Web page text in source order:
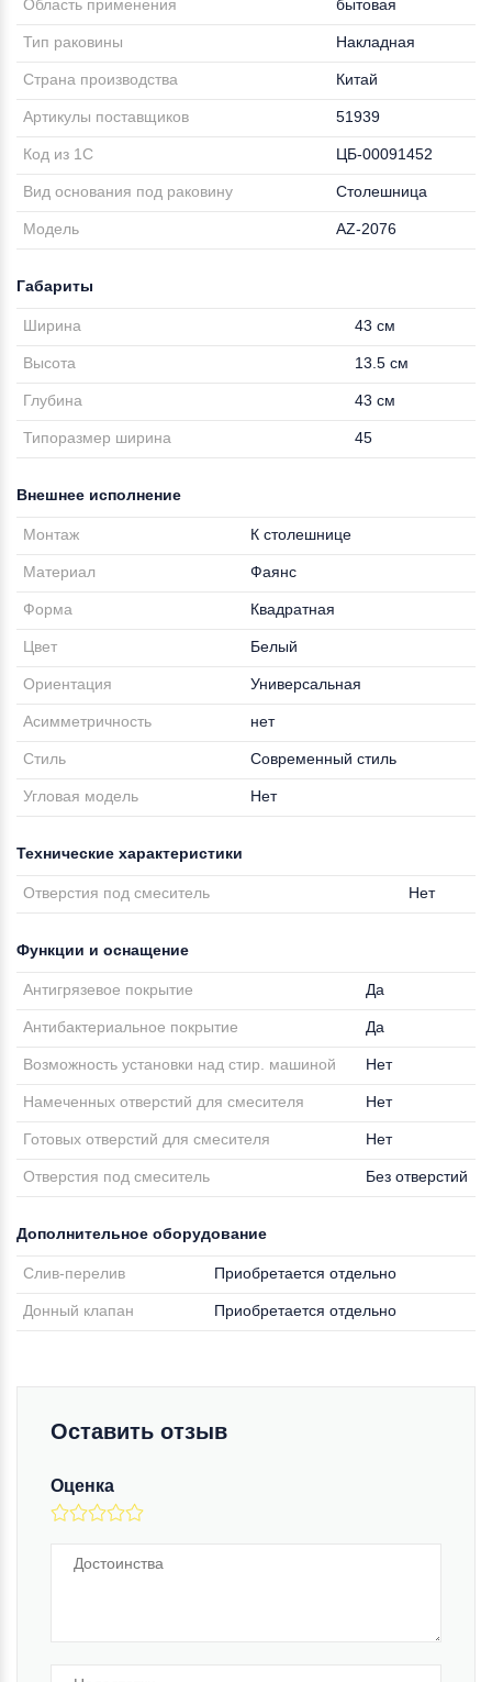
Область применения бытовая
Тип раковины Накладная
Страна производства Китай
Артикулы поставщиков 51939
Код из 1С ЦБ-00091452
Вид основания под раковину Столешница
Модель AZ-2076
Габариты
Ширина 43 см
Высота 13.5 см
Глубина 43 см
Типоразмер ширина 45
Внешнее исполнение
Монтаж К столешнице
Материал Фаянс
Форма Квадратная
Цвет Белый
Ориентация Универсальная
Асимметричность нет
Стиль Современный стиль
Угловая модель Нет
Технические характеристики
Отверстия под смеситель Нет
Функции и оснащение
Антигрязевое покрытие Да
Антибактериальное покрытие Да
Возможность установки над стир. машиной Нет
Намеченных отверстий для смесителя Нет
Готовых отверстий для смесителя Нет
Отверстия под смеситель Без отверстий
Дополнительное оборудование
Слив-перелив Приобретается отдельно
Донный клапан Приобретается отдельно
Оставить отзыв
Оценка